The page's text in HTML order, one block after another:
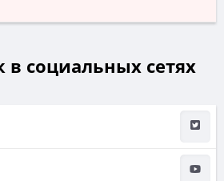
в социальных сетях